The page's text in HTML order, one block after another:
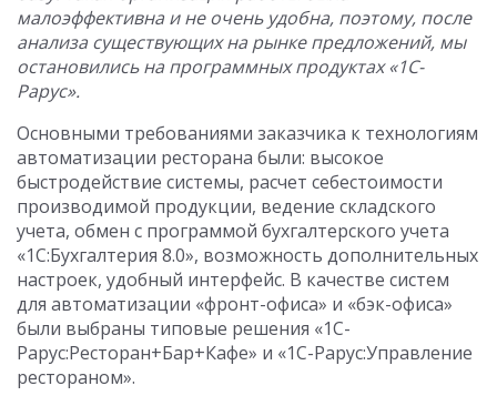
малоэффективна и не очень удобна, поэтому, после
анализа существующих на рынке предложений, мы
остановились на программных продуктах «1С-
Рарус».
Основными требованиями заказчика к технологиям
автоматизации ресторана были: высокое
быстродействие системы, расчет себестоимости
производимой продукции, ведение складского
учета, обмен с программой бухгалтерского учета
«1С:Бухгалтерия 8.0», возможность дополнительных
настроек, удобный интерфейс. В качестве систем
для автоматизации «фронт-офиса» и «бэк-офиса»
были выбраны типовые решения «1С-
Рарус:Ресторан+Бар+Кафе» и «1С-Рарус:Управление
рестораном».